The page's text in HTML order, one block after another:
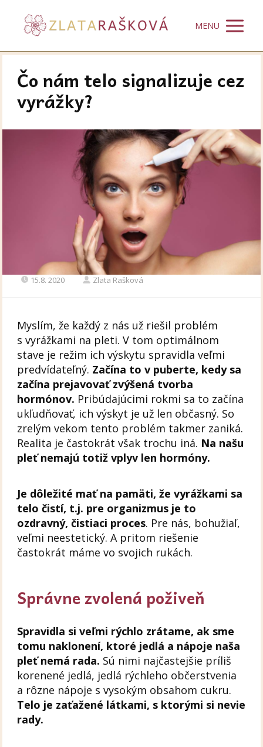
MENU
Čo nám telo signalizuje cez
vyrážky?
15.8. 2020 Zlata Rašková
Myslím, že každý z nás už riešil problém
s vyrážkami na pleti. V tom optimálnom
stave je režim ich výskytu spravidla veľmi
predvídateľný. Začína to v puberte, kedy sa
začína prejavovať zvýšená tvorba
hormónov. Pribúdajúcimi rokmi sa to začína
ukľudňovať, ich výskyt je už len občasný. So
zrelým vekom tento problém takmer zaniká.
Realita je častokrát však trochu iná. Na našu
pleť nemajú totiž vplyv len hormóny.
Je dôležité mať na pamäti, že vyrážkami sa
telo čistí, t.j. pre organizmus je to
ozdravný, čistiaci proces. Pre nás, bohužiaľ,
veľmi neestetický. A pritom riešenie
častokrát máme vo svojich rukách.
Správne zvolená poživeň
Spravidla si veľmi rýchlo zrátame, ak sme
tomu naklonení, ktoré jedlá a nápoje naša
pleť nemá rada. Sú nimi najčastejšie príliš
korenené jedlá, jedlá rýchleho občerstvenia
a rôzne nápoje s vysokým obsahom cukru.
Telo je zaťažené látkami, s ktorými si nevie
rady.